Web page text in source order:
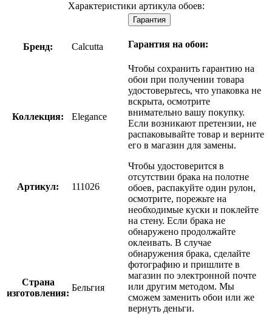
Характеристики артикула обоев:
Бренд: Calcutta
Гарантия
Гарантия на обои:
Чтобы сохранить гарантию на
обои при получении товара
удостоверьтесь, что упаковка не
вскрыта, осмотрите
внимательно вашу покупку.
Если возникают претензии, не
распаковывайте товар и верните
его в магазин для замены.
Чтобы удостоверится в
отсутствии брака на полотне
обоев, распакуйте один рулон,
осмотрите, порежьте на
необходимые куски и поклейте
на стену. Если брака не
обнаружено продолжайте
оклеивать. В случае
обнаружения брака, сделайте
фотографию и пришлите в
магазин по электронной почте
или другим методом. Мы
сможем заменить обои или же
вернуть деньги.
Коллекция: Elegance
Артикул: 111026
Страна
изготовления:
Бельгия